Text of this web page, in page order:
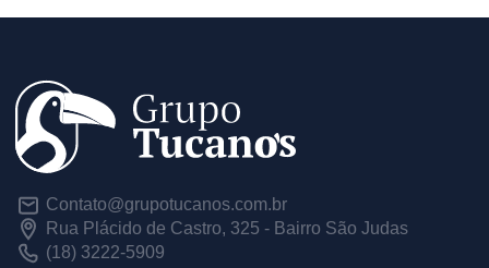
Contato@grupotucanos.com.br
Rua Plácido de Castro, 325 - Bairro São Judas
(18) 3222-5909